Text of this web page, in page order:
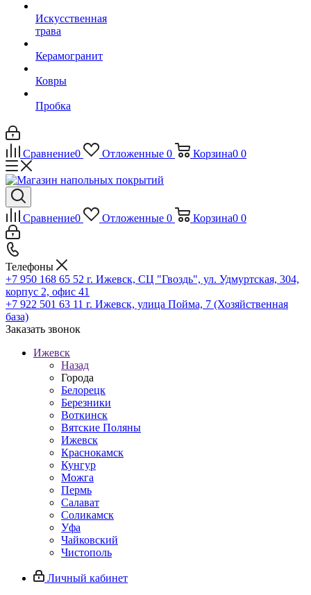
Искусственная
трава
Керамогранит
Ковры
Пробка
Сравнение0 Отложенные 0 Корзина0 0
Сравнение0 Отложенные 0 Корзина0 0
Телефоны
+7 950 168 65 52 г. Ижевск, СЦ "Гвоздь", ул. Удмуртская, 304,
корпус 2, офис 41
+7 922 501 63 11 г. Ижевск, улица Пойма, 7 (Хозяйственная
база)
Заказать звонок
Ижевск
Назад
Города
Белорецк
Березники
Воткинск
Вятские Поляны
Ижевск
Краснокамск
Кунгур
Можга
Пермь
Салават
Соликамск
Уфа
Чайковский
Чистополь
Личный кабинет